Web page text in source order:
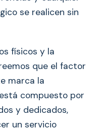
se realicen sin
físicos y la
que el factor
marca la
compuesto por
y dedicados,
un servicio